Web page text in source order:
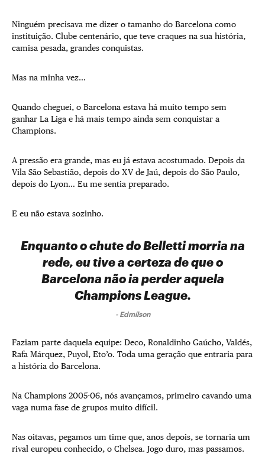
Ninguém precisava me dizer o tamanho do Barcelona como
instituição. Clube centenário, que teve craques na sua história,
camisa pesada, grandes conquistas.
Mas na minha vez…
Quando cheguei, o Barcelona estava há muito tempo sem
ganhar La Liga e há mais tempo ainda sem conquistar a
Champions.
A pressão era grande, mas eu já estava acostumado. Depois da
Vila São Sebastião, depois do XV de Jaú, depois do São Paulo,
depois do Lyon… Eu me sentia preparado.
E eu não estava sozinho.
Enquanto o chute do Belletti morria na
rede, eu tive a certeza de que o
Barcelona não ia perder aquela
Champions League.
- Edmílson
Faziam parte daquela equipe: Deco, Ronaldinho Gaúcho, Valdés,
Rafa Márquez, Puyol, Eto’o. Toda uma geração que entraria para
a história do Barcelona.
Na Champions 2005-06, nós avançamos, primeiro cavando uma
vaga numa fase de grupos muito difícil.
Nas oitavas, pegamos um time que, anos depois, se tornaria um
rival europeu conhecido, o Chelsea. Jogo duro, mas passamos.